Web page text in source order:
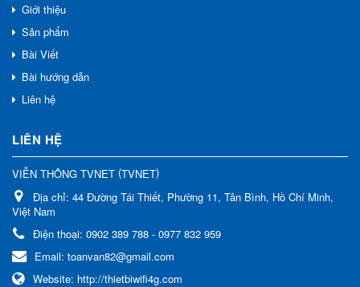
Giới thiệu
Sản phẩm
Bài Viết
Bài hướng dẫn
Liên hệ
LIÊN HỆ
VIỄN THÔNG TVNET (TVNET)
Địa chỉ: 44 Đường Tái Thiết, Phường 11, Tân Bình, Hồ Chí Minh,
Việt Nam
Điện thoại: 0902 389 788 - 0977 832 959
Email: toanvan82@gmail.com
Website: http://thietbiwifi4g.com